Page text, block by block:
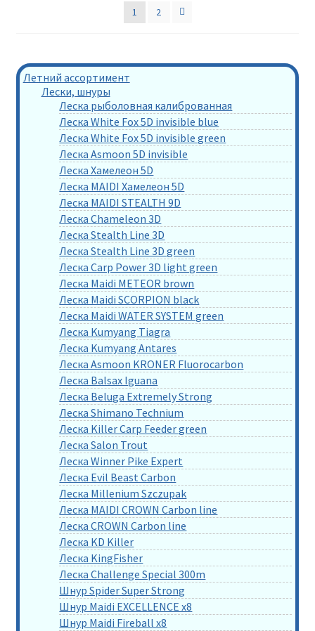
1 2
Летний ассортимент
Лески, шнуры
Леска рыболовная калиброванная
Леска White Fox 5D invisible blue
Леска White Fox 5D invisible green
Леска Asmoon 5D invisible
Леска Хамелеон 5D
Леска MAIDI Хамелеон 5D
Леска MAIDI STEALTH 9D
Леска Chameleon 3D
Леска Stealth Line 3D
Леска Stealth Line 3D green
Леска Carp Power 3D light green
Леска Maidi METEOR brown
Леска Maidi SCORPION black
Леска Maidi WATER SYSTEM green
Леска Kumyang Tiagra
Леска Kumyang Antares
Леска Asmoon KRONER Fluorocarbon
Леска Balsax Iguana
Леска Beluga Extremely Strong
Леска Shimano Technium
Леска Killer Carp Feeder green
Леска Salon Trout
Леска Winner Pike Expert
Леска Evil Beast Carbon
Леска Millenium Szczupak
Леска MAIDI CROWN Carbon line
Леска CROWN Carbon line
Леска KD Killer
Леска KingFisher
Леска Challenge Special 300m
Шнур Spider Super Strong
Шнур Maidi EXCELLENCE x8
Шнур Maidi Fireball x8